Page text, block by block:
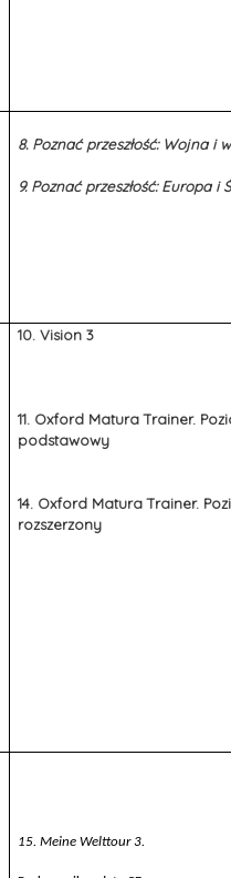
8. Poznać przeszłość: Wojna i
9. Poznać przeszłość: Europa i
10. Vision 3
11. Oxford Matura Trainer.
podstawowy
14. Oxford Matura Trainer.
rozszerzony
15. Meine Welttour 3.